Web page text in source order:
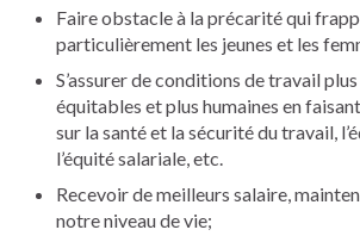
Faire obstacle à la précarité qui
particulièrement les jeunes et les
S’assurer de conditions de travail
équitables et plus humaines en
sur la santé et la sécurité du travail,
l’équité salariale, etc.
Recevoir de meilleurs salaire,
notre niveau de vie;